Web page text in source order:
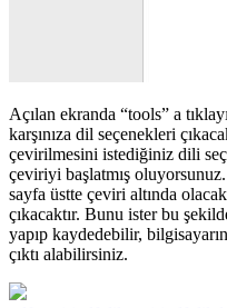
Açılan ekranda “tools” a
karşınıza dil seçenekleri
çevirilmesini istediğiniz dili
çeviriyi başlatmış
sayfa üstte çeviri altında
çıkacaktır. Bunu ister bu
yapıp kaydedebilir,
çıktı alabilirsiniz.